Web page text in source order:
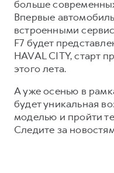
HAVAL Лизинг
АКСЕССУАРЫ
Коллекция CITY
Коллекция Базовая
Коллекция Детская
АКСЕССУАРЫ
Автомобильные
Коллекция CITY
Коллекция Детская
больше
Впервые
встроенными
F7 будет
HAVAL CITY, старт
этого лета.
А уже осенью в
будет уникальная
моделью и пройти
Следите за